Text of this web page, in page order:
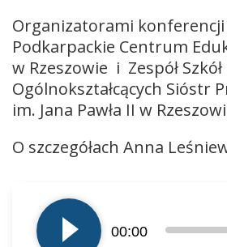
Organizatorami
Podkarpackie Centrum
w Rzeszowie i Zespół Szkół
Ogólnokształcących Sióstr
im. Jana Pawła II w
O szczegółach Anna
plików
dźwiękowych
00:00